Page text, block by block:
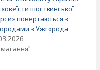
шосткинської
повертаються з
з Ужгорода